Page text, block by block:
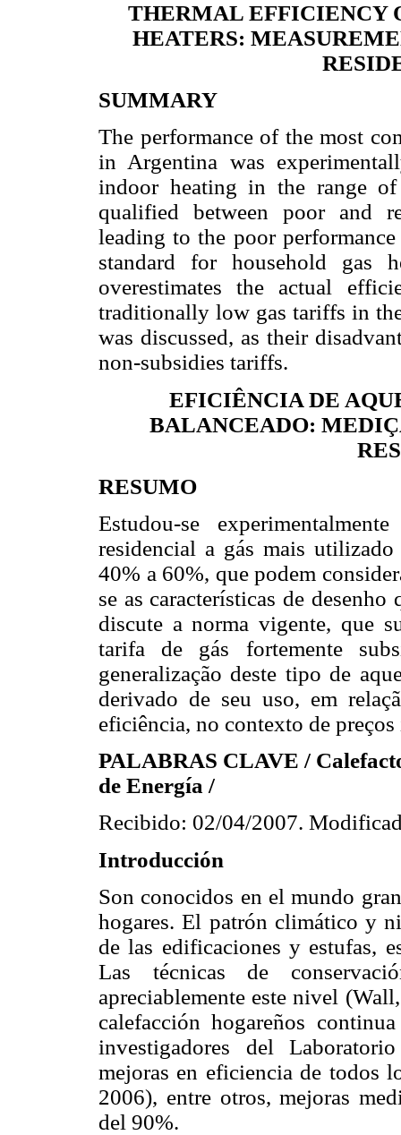
THERMAL EFFICIENCY
HEATERS:
SUMMARY
The performance of the most
in Argentina was
indoor heating in the range
qualified between poor and
leading to the poor
standard for household gas
overestimates the actual
traditionally low gas tariffs in
was discussed, as their
non-subsidies tariffs.
EFICIÊNCIA DE
BALANCEADO:
RESUMO
Estudou-se
residencial a gás mais
40% a 60%, que podem
se as características de
discute a norma vigente, que
tarifa de gás fortemente
generalização deste tipo de
derivado de seu uso, em
eficiência, no contexto de
PALABRAS CLAVE /
de Energía /
Recibido: 02/04/2007.
Introducción
Son conocidos en el mundo
hogares. El patrón climático y
de las edificaciones y estufas,
Las técnicas de
apreciablemente este nivel
calefacción hogareños
investigadores del
mejoras en eficiencia de todos
2006), entre otros, mejoras
del 90%.